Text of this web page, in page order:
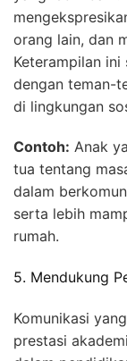
orang lain, dan
Keterampilan
dengan teman-
di lingkungan
Contoh: Anak
tua tentang
dalam
serta lebih
rumah.
5. Mendukung
Komunikasi
prestasi